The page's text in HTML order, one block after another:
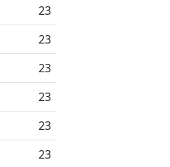
23
23
23
23
23
23